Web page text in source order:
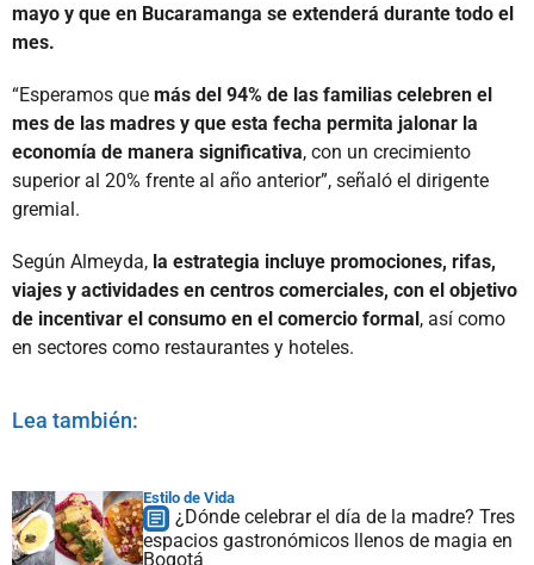
mayo y que en Bucaramanga se extenderá durante todo el
mes.
“Esperamos que más del 94% de las familias celebren el
mes de las madres y que esta fecha permita jalonar la
economía de manera significativa, con un crecimiento
superior al 20% frente al año anterior”, señaló el dirigente
gremial.
Según Almeyda, la estrategia incluye promociones, rifas,
viajes y actividades en centros comerciales, con el objetivo
de incentivar el consumo en el comercio formal, así como
en sectores como restaurantes y hoteles.
Lea también:
Estilo de Vida
¿Dónde celebrar el día de la madre? Tres
espacios gastronómicos llenos de magia en
Bogotá